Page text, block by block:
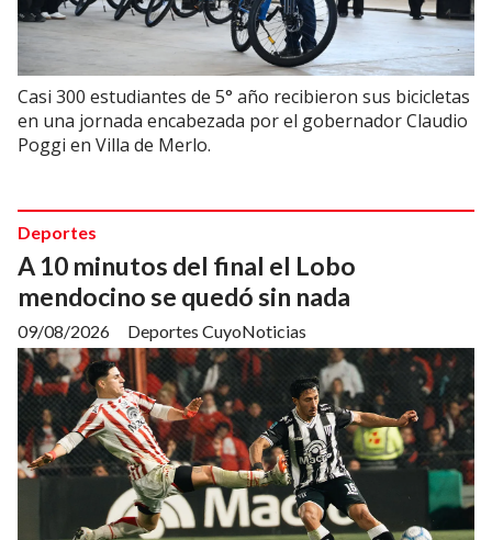
Casi 300 estudiantes de 5° año recibieron sus bicicletas
en una jornada encabezada por el gobernador Claudio
Poggi en Villa de Merlo.
A 10 minutos del final el Lobo
mendocino se quedó sin nada
Deportes CuyoNoticias
Deportes
09/08/2026